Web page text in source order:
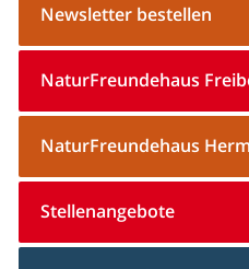
Newsletter bestellen
NaturFreundehaus
NaturFreundehaus
Stellenangebote